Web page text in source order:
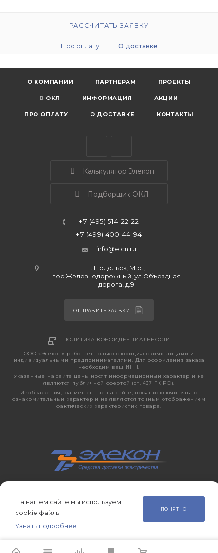
РАССЧИТАТЬ ЗАЯВКУ
Про оплату О доставке
О КОМПАНИИ ПАРТНЕРАМ ПРОЕКТЫ
ОКЛ ИНФОРМАЦИЯ АКЦИИ
ПРО ОПЛАТУ О ДОСТАВКЕ КОНТАКТЫ
Калькулятор Элекон
Подборщик ОКЛ
+7 (495) 514-22-22
+7 (499) 400-44-94
info@elcn.ru
г. Подольск, М.о.,
пос.Железнодорожный, ул.Объездная
дорога, д.9
ОТПРАВИТЬ ЗАЯВКУ
ПОЛИТИКА КОНФИДЕНЦИАЛЬНОСТИ
ООО «Элекон» работает только с юридическими лицами и
индивидуальными предпринимателями. Для оформления заказа
необходим ваш ИНН.
Указанные на сайте цены носят информационный характер и не
являются публичной офертой (ст. 437 ГК РФ).
Изображения, размещенные на сайте, носят исключительно
ознакомительный характер и не являются точным отображением
фактических характеристик товара.
электротехническая продукция, светотехника с 1998 года.
На нашем сайте мы используем
cookie файлы
Узнать подробнее
ПОНЯТНО